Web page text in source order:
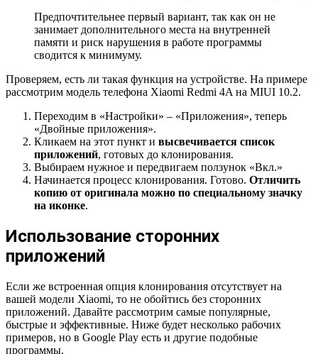
Предпочтительнее первый вариант, так как он не
занимает дополнительного места на внутренней
памяти и риск нарушения в работе программы
сводится к минимуму.
Проверяем, есть ли такая функция на устройстве. На примере
рассмотрим модель телефона Xiaomi Redmi 4A на MIUI 10.2.
Переходим в «Настройки» – «Приложения», теперь
«Двойные приложения».
Кликаем на этот пункт и высвечивается список
приложений, готовых до клонирования.
Выбираем нужное и передвигаем ползунок «Вкл.»
Начинается процесс клонирования. Готово. Отличить
копию от оригинала можно по специальному значку
на иконке.
Использование сторонних
приложений
Если же встроенная опция клонирования отсутствует на
вашей модели Xiaomi, то не обойтись без сторонних
приложений. Давайте рассмотрим самые популярные,
быстрые и эффективные. Ниже будет несколько рабочих
примеров, но в Google Play есть и другие подобные
программы.